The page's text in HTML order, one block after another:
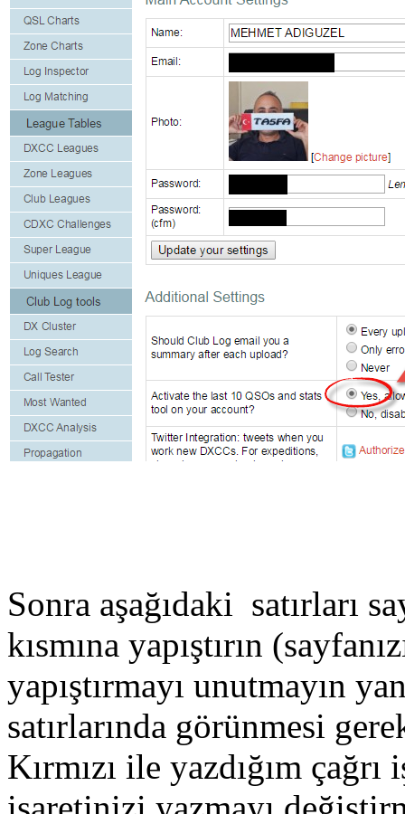
Sonra aşağıdaki satırları
kısmına yapıştırın
yapıştırmayı unutmayın
satırlarında görünmesi
Kırmızı ile yazdığım